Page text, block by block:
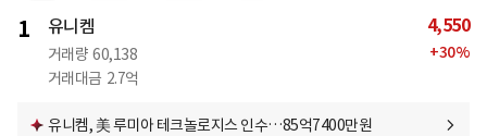
1 유니켐
거래량 60,138
거래대금 2.7억
4,550
+30%
유니켐, 美 루미아 테크놀로지스 인수…85억7400만원